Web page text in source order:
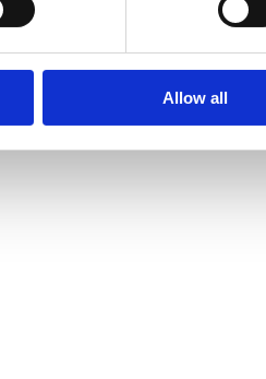
Allow all